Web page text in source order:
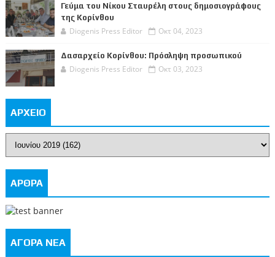
Γεύμα του Νίκου Σταυρέλη στους δημοσιογράφους
της Κορίνθου
Diogenis Press Editor Οκτ 04, 2023
Δασαρχείο Κορίνθου: Πρόσληψη προσωπικού
Diogenis Press Editor Οκτ 03, 2023
ΑΡΧΕΙΟ
ΑΡΘΡΑ
ΑΓΟΡΑ ΝΕΑ